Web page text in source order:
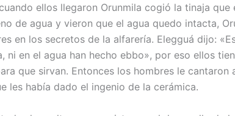
ellos llegaron Orunmila cogió la tinaja que
de agua y vieron que el agua quedo intacta,
en los secretos de la alfarería. Elegguá dijo:
ni en el agua han hecho ebbo», por eso ellos
que sirvan. Entonces los hombres le cantaron
les había dado el ingenio de la cerámica.